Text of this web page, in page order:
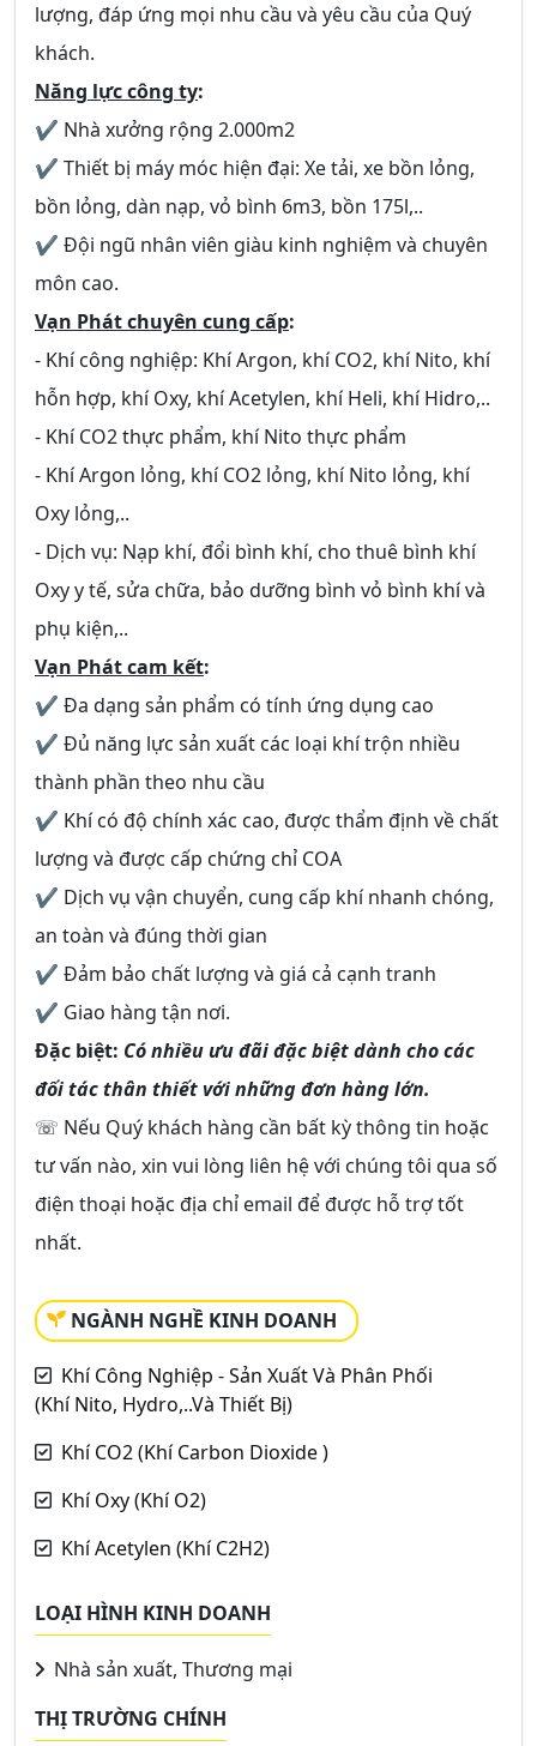
lượng, đáp ứng mọi nhu cầu và yêu cầu của Quý
khách.
Năng lực công ty:
✔ Nhà xưởng rộng 2.000m2
✔ Thiết bị máy móc hiện đại: Xe tải, xe bồn lỏng,
bồn lỏng, dàn nạp, vỏ bình 6m3, bồn 175l,..
✔ Đội ngũ nhân viên giàu kinh nghiệm và chuyên
môn cao.
Vạn Phát chuyên cung cấp:
- Khí công nghiệp: Khí Argon, khí CO2, khí Nito, khí
hỗn hợp, khí Oxy, khí Acetylen, khí Heli, khí Hidro,..
- Khí CO2 thực phẩm, khí Nito thực phẩm
- Khí Argon lỏng, khí CO2 lỏng, khí Nito lỏng, khí
Oxy lỏng,..
- Dịch vụ: Nạp khí, đổi bình khí, cho thuê bình khí
Oxy y tế, sửa chữa, bảo dưỡng bình vỏ bình khí và
phụ kiện,..
Vạn Phát cam kết:
✔ Đa dạng sản phẩm có tính ứng dụng cao
✔ Đủ năng lực sản xuất các loại khí trộn nhiều
thành phần theo nhu cầu
✔ Khí có độ chính xác cao, được thẩm định về chất
lượng và được cấp chứng chỉ COA
✔ Dịch vụ vận chuyển, cung cấp khí nhanh chóng,
an toàn và đúng thời gian
✔ Đảm bảo chất lượng và giá cả cạnh tranh
✔ Giao hàng tận nơi.
Đặc biệt: Có nhiều ưu đãi đặc biệt dành cho các
đối tác thân thiết với những đơn hàng lớn.
☏ Nếu Quý khách hàng cần bất kỳ thông tin hoặc
tư vấn nào, xin vui lòng liên hệ với chúng tôi qua số
điện thoại hoặc địa chỉ email để được hỗ trợ tốt
nhất.
NGÀNH NGHỀ KINH DOANH
Khí Công Nghiệp - Sản Xuất Và Phân Phối
(Khí Nito, Hydro,..Và Thiết Bị)
Khí CO2 (Khí Carbon Dioxide )
Khí Oxy (Khí O2)
Khí Acetylen (Khí C2H2)
LOẠI HÌNH KINH DOANH
Nhà sản xuất, Thương mại
THỊ TRƯỜNG CHÍNH